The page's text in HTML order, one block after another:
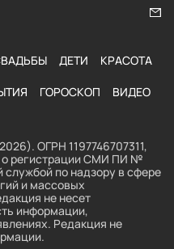
ДЕТИ КРАСОТА
ГОРОСКОП ВИДЕО
ОГРН 1197746707311,
о регистрации СМИ ПИ №
по надзору в сфере
и массовых
не несет
информации,
Редакция не